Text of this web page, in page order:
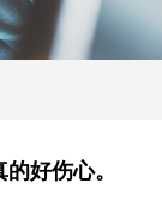
好伤心。